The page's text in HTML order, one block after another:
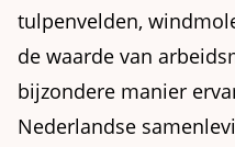
tulpenvelden,
de waarde van
bijzondere manier
Nederlandse